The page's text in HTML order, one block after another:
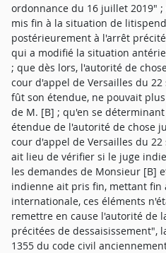
ordonnance du 16 juillet 2019"
mis fin à la situation de
postérieurement à l'arrêt
qui a modifié la situation
; que dès lors, l'autorité de
cour d'appel de Versailles du
fût son étendue, ne pouvait
de M. [B] ; qu'en se
étendue de l'autorité de chose
cour d'appel de Versailles du
ait lieu de vérifier si le juge
les demandes de Monsieur [B]
indienne ait pris fin, mettant fin
internationale, ces éléments
remettre en cause l'autorité de
précitées de dessaisissement",
1355 du code civil